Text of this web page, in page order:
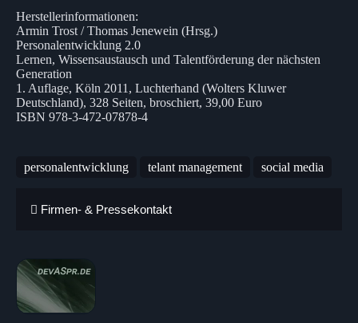
Herstellerinformationen:
Armin Trost / Thomas Jenewein (Hrsg.)
Personalentwicklung 2.0
Lernen, Wissensaustausch und Talentförderung der nächsten
Generation
1. Auflage, Köln 2011, Luchterhand (Wolters Kluwer
Deutschland), 328 Seiten, broschiert, 39,00 Euro
ISBN 978-3-472-07878-4
personalentwicklung telant management social media
Firmen- & Pressekontakt